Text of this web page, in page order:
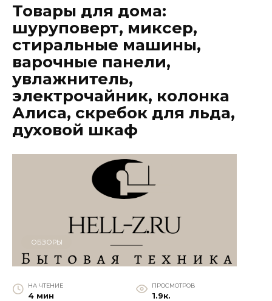
Товары для дома:
шуруповерт, миксер,
стиральные машины,
варочные панели,
увлажнитель,
электрочайник, колонка
Алиса, скребок для льда,
духовой шкаф
ОБЗОРЫ
НА ЧТЕНИЕ
4 мин
ПРОСМОТРОВ
1.9к.